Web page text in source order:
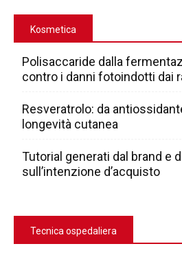
Kosmetica
Polisaccaride dalla
contro i danni fotoindotti dai
Resveratrolo: da
longevità cutanea
Tutorial generati dal brand e
sull’intenzione d’acquisto
Tecnica ospedaliera